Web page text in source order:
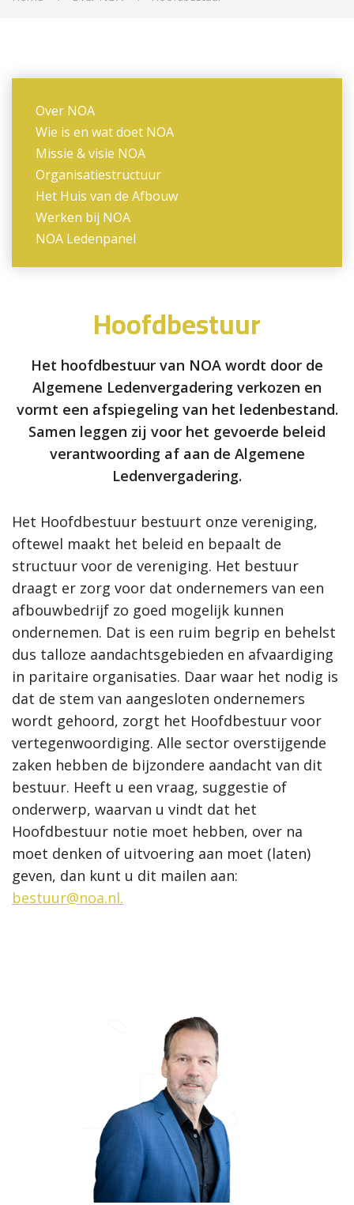
Over NOA
Wie is en wat doet NOA
Missie & visie NOA
Organisatiestructuur
Het Huis van de Afbouw
Werken bij NOA
NOA Ledenpanel
Hoofdbestuur
Het hoofdbestuur van NOA wordt door de
Algemene Ledenvergadering verkozen en
vormt een afspiegeling van het ledenbestand.
Samen leggen zij voor het gevoerde beleid
verantwoording af aan de Algemene
Ledenvergadering.
Het Hoofdbestuur bestuurt onze vereniging,
oftewel maakt het beleid en bepaalt de
structuur voor de vereniging. Het bestuur
draagt er zorg voor dat ondernemers van een
afbouwbedrijf zo goed mogelijk kunnen
ondernemen. Dat is een ruim begrip en behelst
dus talloze aandachtsgebieden en afvaardiging
in paritaire organisaties. Daar waar het nodig is
dat de stem van aangesloten ondernemers
wordt gehoord, zorgt het Hoofdbestuur voor
vertegenwoordiging. Alle sector overstijgende
zaken hebben de bijzondere aandacht van dit
bestuur. Heeft u een vraag, suggestie of
onderwerp, waarvan u vindt dat het
Hoofdbestuur notie moet hebben, over na
moet denken of uitvoering aan moet (laten)
geven, dan kunt u dit mailen aan:
bestuur@noa.nl.